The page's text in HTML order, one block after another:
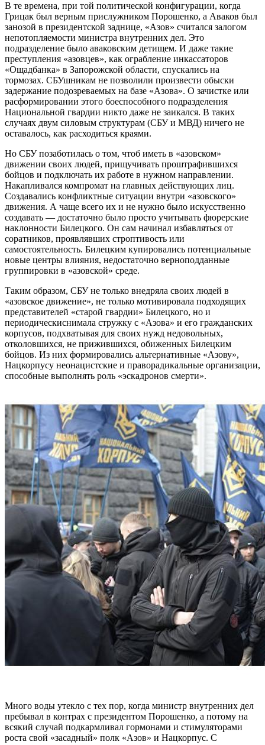
В те времена, при той политической конфигурации, когда
Грицак был верным прислужником Порошенко, а Аваков был
занозой в президентской заднице, «Азов» считался залогом
непотопляемости министра внутренних дел. Это
подразделение было аваковским детищем. И даже такие
преступления «азовцев», как ограбление инкассаторов
«Ощадбанка» в Запорожской области, спускались на
тормозах. СБУшникам не позволили произвести обыски
задержание подозреваемых на базе «Азова». О зачистке или
расформировании этого боеспособного подразделения
Национальной гвардии никто даже не заикался. В таких
случаях двум силовым структурам (СБУ и МВД) ничего не
оставалось, как расходиться краями.
Но СБУ позаботилась о том, чтоб иметь в «азовском»
движении своих людей, прищучивать проштрафившихся
бойцов и подключать их работе в нужном направлении.
Накапливался компромат на главных действующих лиц.
Создавались конфликтные ситуации внутри «азовского»
движения. А чаще всего их и не нужно было искусственно
создавать — достаточно было просто учитывать фюрерские
наклонности Билецкого. Он сам начинал избавляться от
соратников, проявлявших строптивость или
самостоятельность. Билецким купировались потенциальные
новые центры влияния, недостаточно верноподданные
группировки в «азовской» среде.
Таким образом, СБУ не только внедряла своих людей в
«азовское движение», не только мотивировала подходящих
представителей «старой гвардии» Билецкого, но и
периодическиснимала стружку с «Азова» и его гражданских
корпусов, подхватывая для своих нужд недовольных,
отколовшихся, не прижившихся, обиженных Билецким
бойцов. Из них формировались альтернативные «Азову»,
Нацкорпусу неонацистские и праворадикальные организации,
способные выполнять роль «эскадронов смерти».
Много воды утекло с тех пор, когда министр внутренних дел
пребывал в контрах с президентом Порошенко, а потому на
всякий случай подкармливал гормонами и стимуляторами
роста свой «засадный» полк «Азов» и Нацкорпус. С